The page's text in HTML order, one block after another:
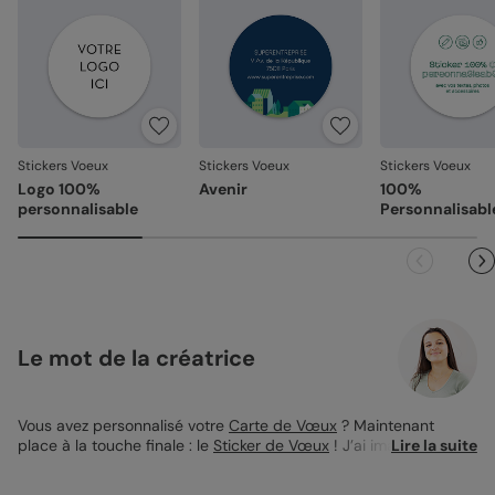
Votre satisfaction, notre priorité
Si vous constatez le moindre souci lié à l’impression, à la
découpe ou à l’acheminement, contactez-nous dans les
30 jours. Nous nous occupons de tout et relançons une
impression si nécessaire.
En revanche, si le point concerne la personnalisation que
vous avez validée (texte, photo, mise en page), le produit
ne pourra pas être repris.
Stickers Voeux
Logo 100%
personnalisable
Stickers Voeux
Avenir
Stickers Voeux
100%
Le mot de la créatrice
Vous avez personnalisé votre Carte de Vœux ? Maintenant
place à la touche finale : le Sticker de Vœux ! J’ai imaginé pour
Lire la suite